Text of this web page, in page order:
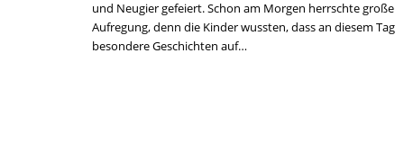
und Neugier gefeiert. Schon am Morgen herrschte große
Aufregung, denn die Kinder wussten, dass an diesem Tag
besondere Geschichten auf…